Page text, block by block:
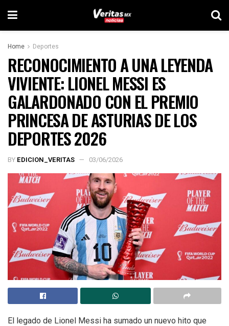
Home Deportes
RECONOCIMIENTO A UNA LEYENDA
VIVIENTE: LIONEL MESSI ES
GALARDONADO CON EL PREMIO
PRINCESA DE ASTURIAS DE LOS
DEPORTES 2026
BY EDICION_VERITAS 03/06/2026
El legado de Lionel Messi ha sumado un nuevo hito que